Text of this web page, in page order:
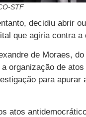
STF
decidiu abrir
que agiria contra a
de Moraes,
organização de
para
atos